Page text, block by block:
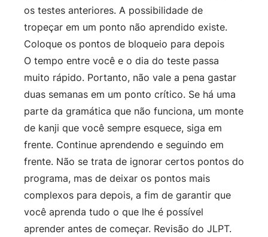
os testes anteriores. A possibilidade de
tropeçar em um ponto não aprendido existe.
Coloque os pontos de bloqueio para depois
O tempo entre você e o dia do teste passa
muito rápido. Portanto, não vale a pena gastar
duas semanas em um ponto crítico. Se há uma
parte da gramática que não funciona, um monte
de kanji que você sempre esquece, siga em
frente. Continue aprendendo e seguindo em
frente. Não se trata de ignorar certos pontos do
programa, mas de deixar os pontos mais
complexos para depois, a fim de garantir que
você aprenda tudo o que lhe é possível
aprender antes de começar. Revisão do JLPT.